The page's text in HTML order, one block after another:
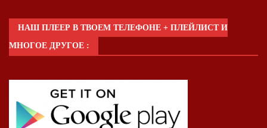
НАШ ПЛЕЕР В ТВОЕМ ТЕЛЕФОНЕ + ПЛЕЙЛИСТ И
МНОГОЕ ДРУГОЕ :